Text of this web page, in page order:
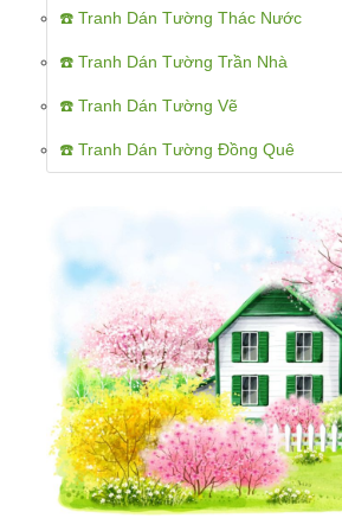
☎️ Tranh Dán Tường Thác Nước
☎️ Tranh Dán Tường Trần Nhà
☎️ Tranh Dán Tường Vẽ
☎️ Tranh Dán Tường Đồng Quê